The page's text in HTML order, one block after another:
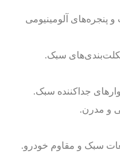
پنجره‌های آلومینیومی
سبک.
جداکننده سبک.
و مدرن.
سبک و مقاوم خودرو.